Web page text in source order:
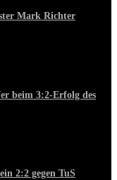
Mark Richter
beim 3:2-Erfolg des
2:2 gegen TuS